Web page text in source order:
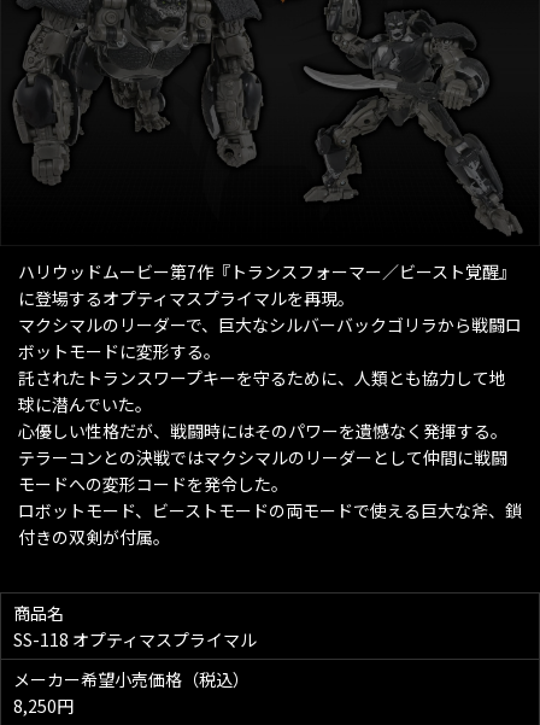
ハリウッドムービー第7作『トランスフォーマー／ビースト覚醒』
に登場するオプティマスプライマルを再現。
マクシマルのリーダーで、巨大なシルバーバックゴリラから戦闘ロ
ボットモードに変形する。
託されたトランスワープキーを守るために、人類とも協力して地
球に潜んでいた。
心優しい性格だが、戦闘時にはそのパワーを遺憾なく発揮する。
テラーコンとの決戦ではマクシマルのリーダーとして仲間に戦闘
モードへの変形コードを発令した。
ロボットモード、ビーストモードの両モードで使える巨大な斧、鎖
付きの双剣が付属。
商品名
SS-118 オプティマスプライマル
メーカー希望小売価格（税込）
8,250円